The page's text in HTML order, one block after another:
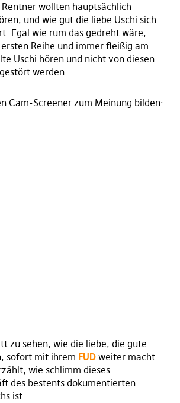
wollten hauptsächlich
und wie gut die liebe Uschi sich
Egal wie rum das gedreht wäre,
Reihe und immer fleißig am
Uschi hören und nicht von diesen
werden.
Cam-Screener zum Meinung bilden:
zu sehen, wie die liebe, die gute
sofort mit ihrem FUDweiter macht
wie schlimm dieses
des bestents dokumentierten
ist.